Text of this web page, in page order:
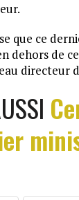
que ce
dehors de
directeur